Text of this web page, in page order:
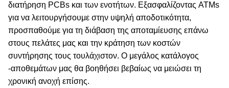
διατήρηση PCBs και των ενοτήτων. Εξασφαλίζοντας ATMs
για να λειτουργήσουμε στην υψηλή αποδοτικότητα,
προσπαθούμε για τη διάβαση της αποταμίευσης επάνω
στους πελάτες μας και την κράτηση των κοστών
συντήρησης τους τουλάχιστον. Ο μεγάλος κατάλογος
-αποθεμάτων μας θα βοηθήσει βεβαίως να μειώσει τη
χρονική ανοχή επίσης.